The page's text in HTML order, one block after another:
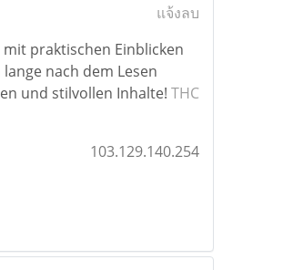
แจ้งลบ
praktischen Einblicken
nach dem Lesen
und stilvollen Inhalte! THC
103.129.140.254